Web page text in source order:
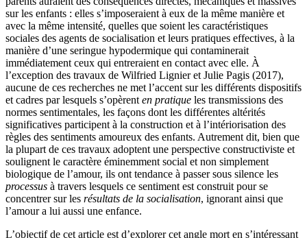
sur les enfants : elles s’imposeraient à eux de la même manière et
avec la même intensité, quelles que soient les caractéristiques
sociales des agents de socialisation et leurs pratiques effectives, à la
manière d’une seringue hypodermique qui contaminerait
immédiatement ceux qui entreraient en contact avec elle. À
l’exception des travaux de Wilfried Lignier et Julie Pagis (2017),
aucune de ces recherches ne met l’accent sur les différents dispositifs
et cadres par lesquels s’opèrent en pratique les transmissions des
normes sentimentales, les façons dont les différentes altérités
significatives participent à la construction et à l’intériorisation des
règles des sentiments amoureux des enfants. Autrement dit, bien que
la plupart de ces travaux adoptent une perspective constructiviste et
soulignent le caractère éminemment social et non simplement
biologique de l’amour, ils ont tendance à passer sous silence les
processus à travers lesquels ce sentiment est construit pour se
concentrer sur les résultats de la socialisation, ignorant ainsi que
l’amour a lui aussi une enfance.
L’objectif de cet article est d’explorer cet angle mort en s’intéressant